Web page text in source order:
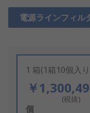
電源ラインフィル
1 箱(1箱10個入
￥
(税抜)
Add
個